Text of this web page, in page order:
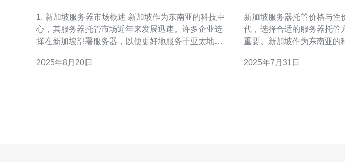
1. 新加坡服务器市场概述 新加坡作为东南亚的科技中
心，其服务器托管市场近年来发展迅速。许多企业选
择在新加坡部署服务器，以便更好地服务于亚太地区
和稳定的网络环境。无论是电商平台、在线游戏还是
2025年8月20日
新加坡服务器托管价格与性
代，选择合适的服务器托管
重要。新加坡作为东南亚的
解析新加坡服务器托管价格
2025年7月31日